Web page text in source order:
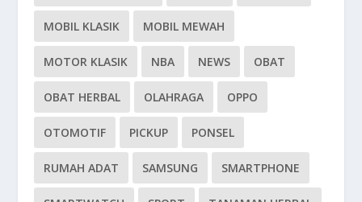
MOBIL KLASIK MOBIL MEWAH
MOTOR KLASIK NBA NEWS OBAT
OBAT HERBAL OLAHRAGA OPPO
OTOMOTIF PICKUP PONSEL
RUMAH ADAT SAMSUNG SMARTPHONE